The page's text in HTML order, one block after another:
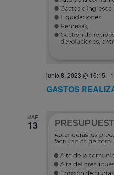
junio 8, 2023 @ 16:15 -
GASTOS
MAR
13